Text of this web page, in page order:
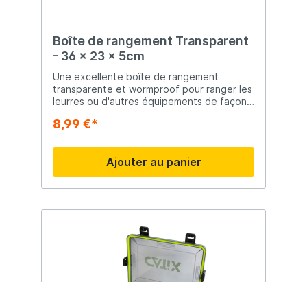
Boîte de rangement Transparent
- 36 x 23 x 5cm
Une excellente boîte de rangement
transparente et wormproof pour ranger les
leurres ou d'autres équipements de façon
pêche a 24 compartiments que vous
exclusif.
8,99 €*
Ajouter au panier